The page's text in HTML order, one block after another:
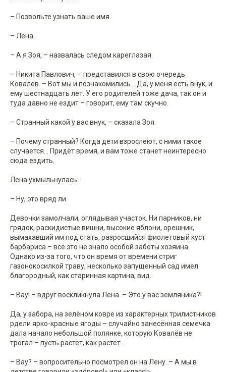
– Позвольте узнать ваше имя.
– Лена.
– А я Зоя, – назвалась следом кареглазая.
– Никита Павлович, – представился в свою очередь
Ковалёв. – Вот мы и познакомились... Да, у меня есть внук, и
ему шестнадцать лет. У его родителей тоже дача, так он и
туда давно не ездит – говорит, ему там скучно.
– Странный какой у вас внук, – сказала Зоя.
– Почему странный? Когда дети взрослеют, с ними такое
случается... Придёт время, и вам тоже станет неинтересно
сюда ездить.
Лена ухмыльнулась:
– Ну, это вряд ли.
Девочки замолчали, оглядывая участок. Ни парников, ни
грядок, раскидистые вишни, высокие яблони, орешник,
вымахавший им под стать, разросшийся фиолетовый куст
барбариса – всё это не знало особой заботы хозяина.
Однако из-за того, что он время от времени стриг
газонокосилкой траву, несколько запущенный сад имел
благородный, как старинная картина, вид.
– Вау! – вдруг воскликнула Лена. – Это у вас земляника?!
Да, у забора, на зелёном ковре из характерных трилистников
рдели ярко-красные ягоды – случайно занесённая семечка
дала начало небольшой полянке, которую Ковалёв не
трогал – пусть растёт, как растёт.
– Вау? – вопросительно посмотрел он на Лену. – А мы в